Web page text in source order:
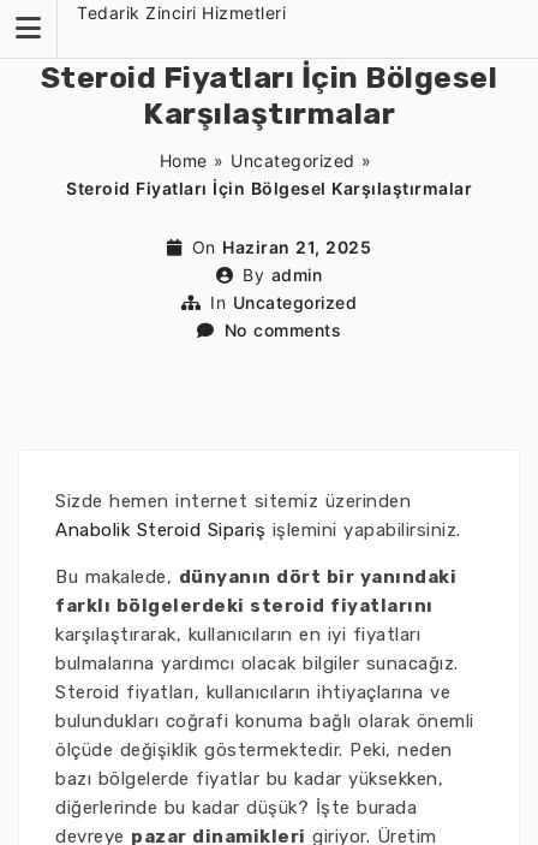
content
Tedarik Zinciri Hizmetleri
Steroid Fiyatları İçin Bölgesel
Karşılaştırmalar
Home » Uncategorized »
Steroid Fiyatları İçin Bölgesel Karşılaştırmalar
On Haziran 21, 2025
By admin
In Uncategorized
No comments
Sizde hemen internet sitemiz üzerinden
Anabolik Steroid Sipariş işlemini yapabilirsiniz.
Bu makalede, dünyanın dört bir yanındaki
farklı bölgelerdeki steroid fiyatlarını
karşılaştırarak, kullanıcıların en iyi fiyatları
bulmalarına yardımcı olacak bilgiler sunacağız.
Steroid fiyatları, kullanıcıların ihtiyaçlarına ve
bulundukları coğrafi konuma bağlı olarak önemli
ölçüde değişiklik göstermektedir. Peki, neden
bazı bölgelerde fiyatlar bu kadar yüksekken,
diğerlerinde bu kadar düşük? İşte burada
devreye pazar dinamikleri giriyor. Üretim